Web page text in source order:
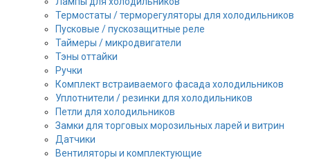
Термостаты / терморегуляторы для холодильников
Пусковые / пускозащитные реле
Таймеры / микродвигатели
Тэны оттайки
Ручки
Комплект встраиваемого фасада холодильников
Уплотнители / резинки для холодильников
Петли для холодильников
Замки для торговых морозильных ларей и витрин
Датчики
Вентиляторы и комплектующие